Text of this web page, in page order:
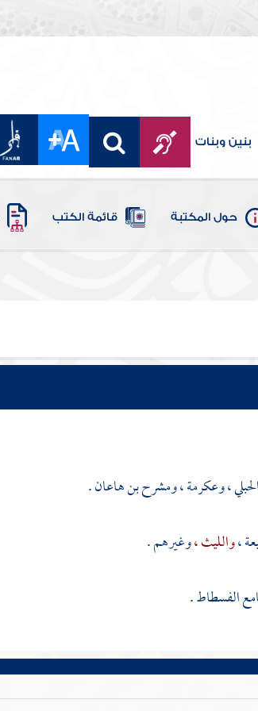
بنين وبنات
حول المكتبة قائمة الكتب
،وعكرمة ،ومشرح بن هاعان.
،والليث ،وغيرهم .
الفسطاط.